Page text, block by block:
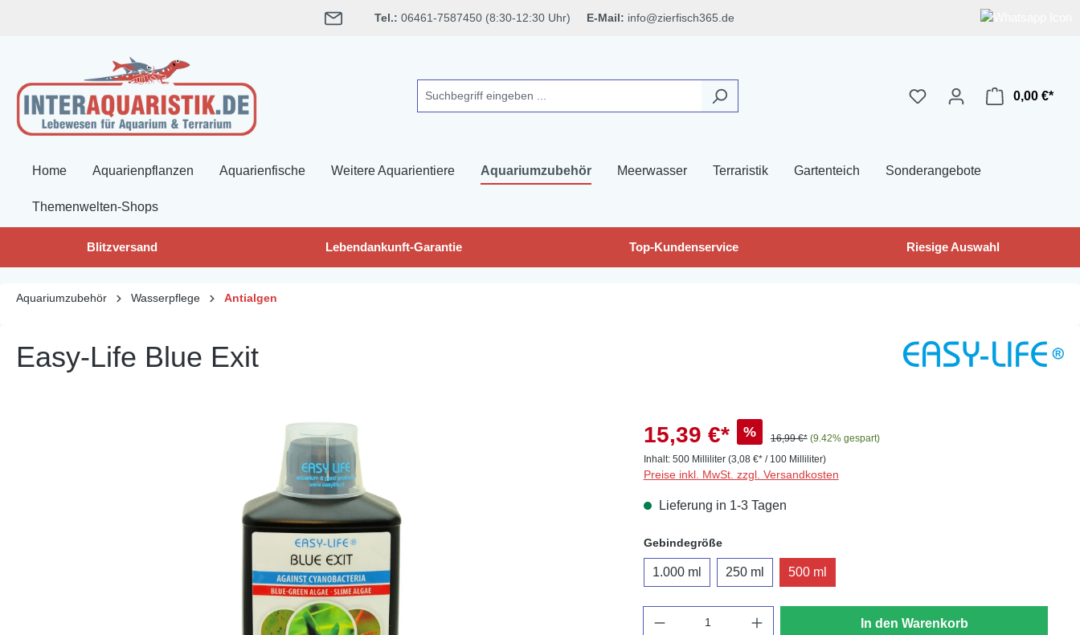
Tel.: 06461-7587450 (8:30-12:30 Uhr) E-Mail: info@zierfisch365.de
0,00 €*
Home Aquarienpflanzen Aquarienfische Weitere Aquarientiere Aquariumzubehör Meerwasser Terraristik Gartenteich Sonderangebote
Themenwelten-Shops
Blitzversand Lebendankunft-Garantie Top-Kundenservice Riesige Auswahl
Aquariumzubehör Wasserpflege Antialgen
Easy-Life Blue Exit
15,39 €* % 16,99 €* (9.42% gespart)
Inhalt: 500 Milliliter (3,08 €* / 100 Milliliter)
Preise inkl. MwSt. zzgl. Versandkosten
Lieferung in 1-3 Tagen
Gebindegrößeauswählen
1.000 ml 250 ml 500 ml
In den Warenkorb